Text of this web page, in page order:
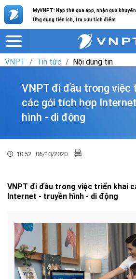
MyVNPT: Nạp thẻ qua app, nhận quà
Ứng dụng tiện ích, tra cứu tích điểm
VNPT Tin tức Nội dung tin
VNPT đi đầu trong việc
các gói tích hợp
hình - di động
10:52 06/10/2020
VNPT đi đầu trong việc triển khai
Internet - truyền hình - di động